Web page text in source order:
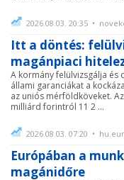
2026.08.03. 20:35 •
Itt a döntés:
magánpiaci
A kormány felülvizsgálja és
állami garanciákat a
az uniós mérföldköveket.
milliárd forintról 11 2 ...
2026.08.03. 07:20 •
Európában a
magánidőre